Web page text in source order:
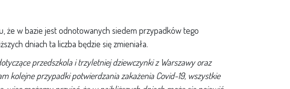
że w bazie jest odnotowanych siedem przypadków tego
dniach ta liczba będzie się zmieniała.
przedszkola i trzyletniej dziewczynki z Warszawy oraz
kolejne przypadki potwierdzania zakażenia Covid-19, wszystkie